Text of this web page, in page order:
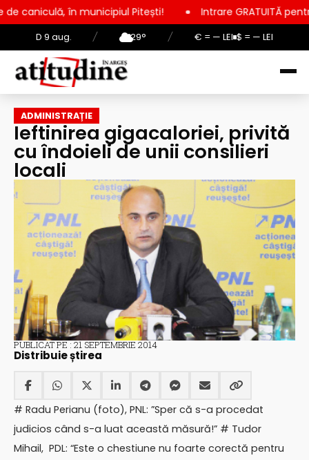
D 9 aug. / 29° / € = — LEI $ = — LEI
Pitești! Intrare GRATUITĂ pentru copii, elevi și
ADMINISTRAȚIE
Ieftinirea gigacaloriei, privită
cu îndoieli de unii consilieri
locali
PUBLICAT PE : 21 SEPTEMBRIE 2014
Distribuie știrea
# Radu Perianu (foto), PNL: ”Sper că s-a procedat
judicios când s-a luat această măsură!” # Tudor
Mihail, PDL: “Este o chestiune nu foarte corectă pentru